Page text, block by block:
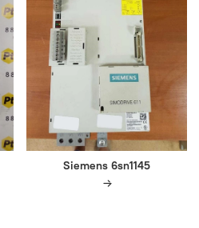
Siemens 6sn1145